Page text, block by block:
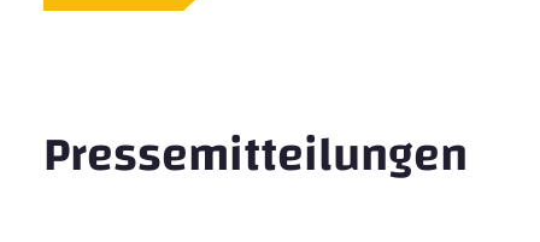
Pressemitteilungen